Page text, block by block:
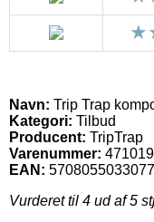
Navn: Trip Trap
Kategori: Tilbud
Producent: TripTrap
Varenummer:
EAN: 5708055033077
Vurderet til 4 ud af 5